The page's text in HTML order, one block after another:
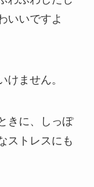
いいですよ
けません。
きに、しっぽ
ストレスにも